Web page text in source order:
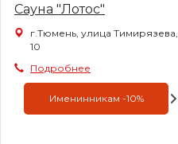
Сауна "Лотос"
г.Тюмень, улица Тимирязева,
10
Подробнее
Именинникам -10%